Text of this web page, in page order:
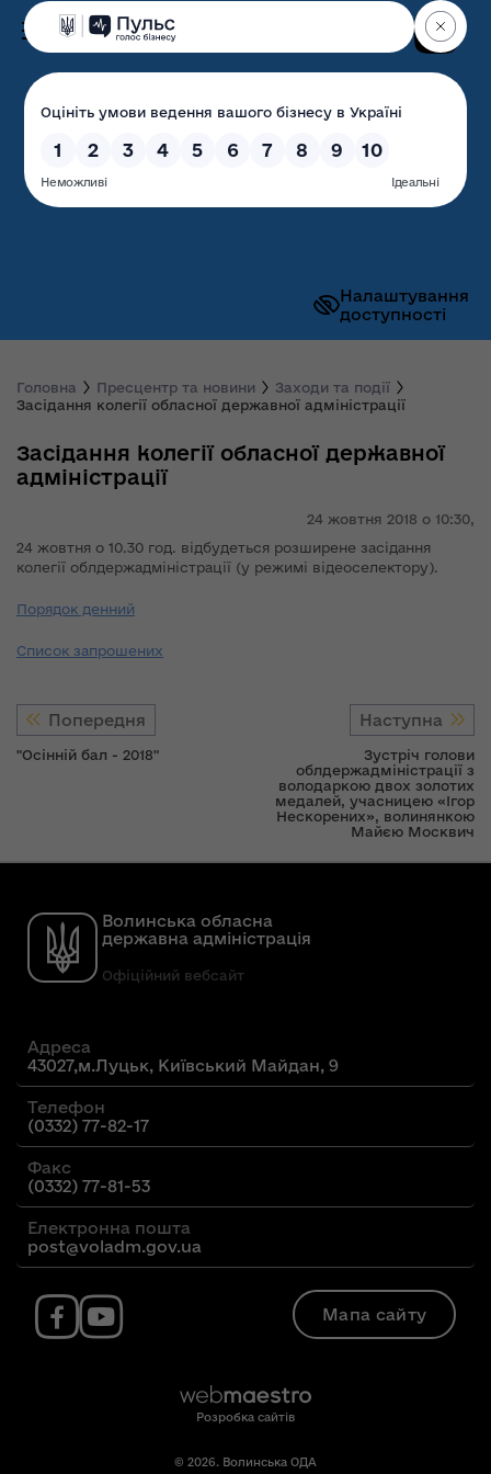
Налаштування
доступності
Волинська обласна
державна адміністрація
Головна Пресцентр та новини
Заходи та події
Засідання колегії обласної державної адміністрації
24 жовтня 2018 о 10:30,
Засідання колегії обласної державної
адміністрації
24 жовтня о 10.30 год. відбудеться розширене засідання
колегії облдержадміністрації (у режимі відеоселектору).
Порядок денний
Список запрошених
Попередня
"Осінній бал - 2018"
Наступна
Зустріч голови
облдержадміністрації з
володаркою двох золотих
медалей, учасницею «Ігор
Нескорених», волинянкою
Майєю Москвич
Волинська обласна
державна адміністрація
Офіційний вебсайт
Адреса
43027,м.Луцьк, Київський Майдан, 9
Телефон
(0332) 77-82-17
Факс
(0332) 77-81-53
Електронна пошта
post@voladm.gov.ua
Мапа сайту
Розробка сайтів
© 2026. Волинська ОДА